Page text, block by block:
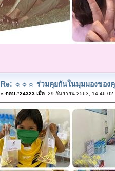
Re: ☼☼☼ ร่วมคุยกันในมุมมองของ
« ตอบ #24323 เมื่อ:29 กันยายน 2563, 14:46:02